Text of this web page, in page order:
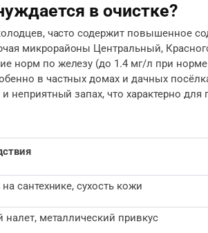
в очистке?
часто содержит повышенное
микрорайоны Центральный,
по железу (до 1.4 мг/л при норме
в частных домах и дачных
неприятный запах, что характерно
сантехнике, сухость кожи
металлический привкус